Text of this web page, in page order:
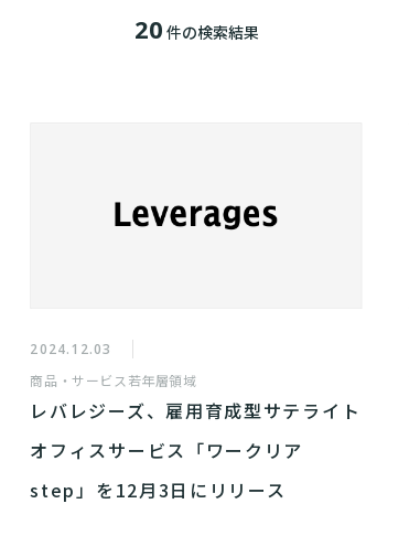
20 件の検索結果
2024.12.03
商品・サービス若年層領域
レバレジーズ、雇用育成型サテライト
オフィスサービス「ワークリア
step」を12月3日にリリース